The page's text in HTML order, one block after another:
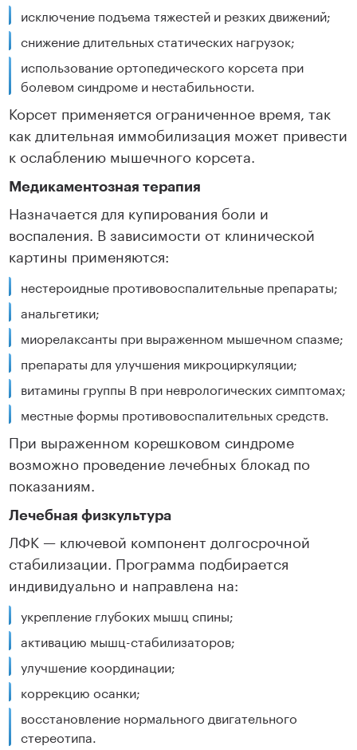
исключение подъема тяжестей и резких движений;
снижение длительных статических нагрузок;
использование ортопедического корсета при
болевом синдроме и нестабильности.
Корсет применяется ограниченное время, так
как длительная иммобилизация может привести
к ослаблению мышечного корсета.
Медикаментозная терапия
Назначается для купирования боли и
воспаления. В зависимости от клинической
картины применяются:
нестероидные противовоспалительные препараты;
анальгетики;
миорелаксанты при выраженном мышечном спазме;
препараты для улучшения микроциркуляции;
витамины группы B при неврологических симптомах;
местные формы противовоспалительных средств.
При выраженном корешковом синдроме
возможно проведение лечебных блокад по
показаниям.
Лечебная физкультура
ЛФК — ключевой компонент долгосрочной
стабилизации. Программа подбирается
индивидуально и направлена на:
укрепление глубоких мышц спины;
активацию мышц-стабилизаторов;
улучшение координации;
коррекцию осанки;
восстановление нормального двигательного
стереотипа.